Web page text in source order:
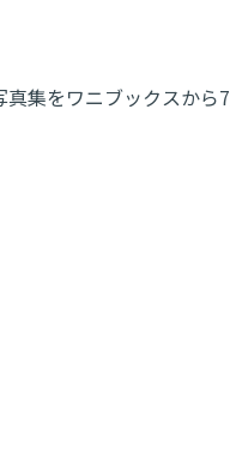
集をワニブックスから